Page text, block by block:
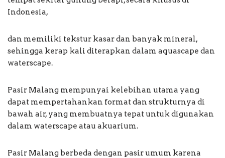
Indonesia,
dan memiliki tekstur kasar dan banyak mineral,
sehingga kerap kali diterapkan dalam aquascape dan
waterscape.
Pasir Malang mempunyai kelebihan utama yang
dapat mempertahankan format dan strukturnya di
bawah air, yang membuatnya tepat untuk digunakan
dalam waterscape atau akuarium.
Pasir Malang berbeda dengan pasir umum karena